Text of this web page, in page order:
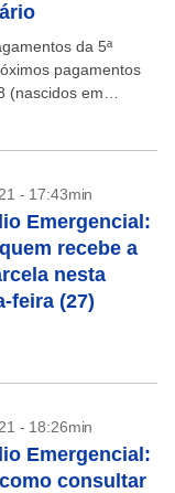
da 5ª
pagamentos
(nascidos em
- 17:43min
Emergencial:
recebe a
nesta
feira (27)
- 18:26min
Emergencial:
consultar